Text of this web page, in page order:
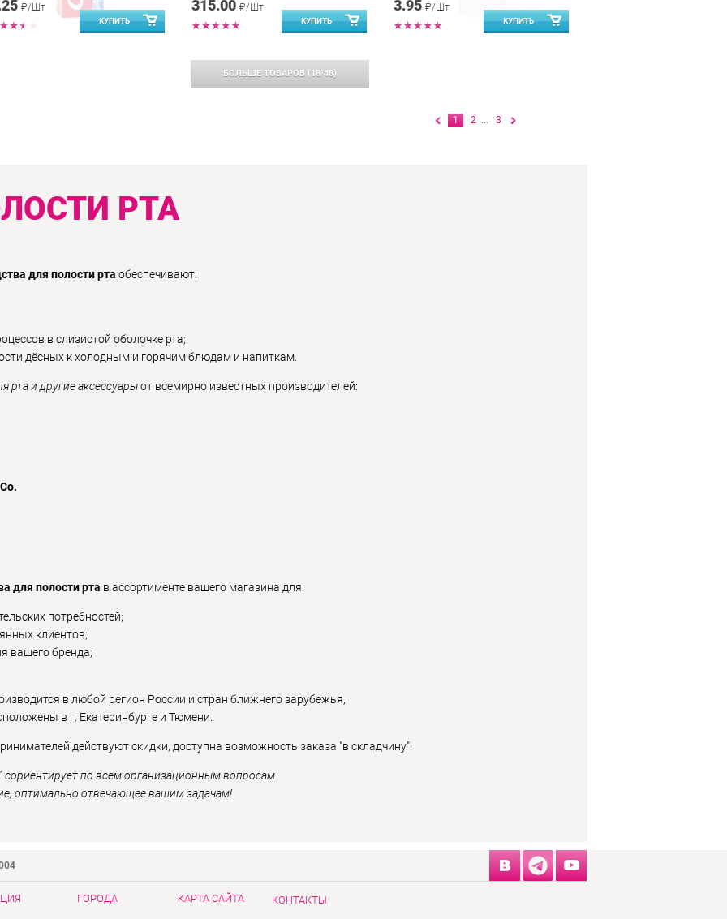
₽/Шт 315.00 ₽/Шт 3.95 ₽/Шт
БОЛЬШЕ ТОВАРОВ(18/48)
1 2 ... 3
РТА
для полости рта обеспечивают:
в слизистой оболочке рта;
дёсных к холодным и горячим блюдам и напиткам.
рта и другие аксессуарыот всемирно известных производителей:
для полости рта в ассортименте вашего магазина для:
потребностей;
клиентов;
вашего бренда;
в любой регион России и стран ближнего зарубежья,
в г. Екатеринбурге и Тюмени.
действуют скидки, доступна возможность заказа "в складчину".
по всем организационным вопросам
оптимально отвечающее вашим задачам!
ГОРОДА КАРТА САЙТА КОНТАКТЫ